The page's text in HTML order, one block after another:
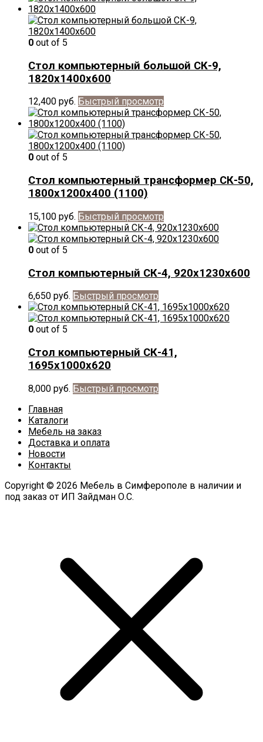
0 out of 5
Стол компьютерный большой СК-9,
1820х1400х600
12,400 руб. Быстрый просмотр
0 out of 5
Стол компьютерный трансформер СК-50,
1800х1200х400 (1100)
15,100 руб. Быстрый просмотр
0 out of 5
Стол компьютерный СК-4, 920х1230х600
6,650 руб. Быстрый просмотр
0 out of 5
Стол компьютерный СК-41,
1695х1000х620
8,000 руб. Быстрый просмотр
Главная
Каталоги
Мебель на заказ
Доставка и оплата
Новости
Контакты
Copyright © 2026 Мебель в Симферополе в наличии и
под заказ от ИП Зайдман О.С.